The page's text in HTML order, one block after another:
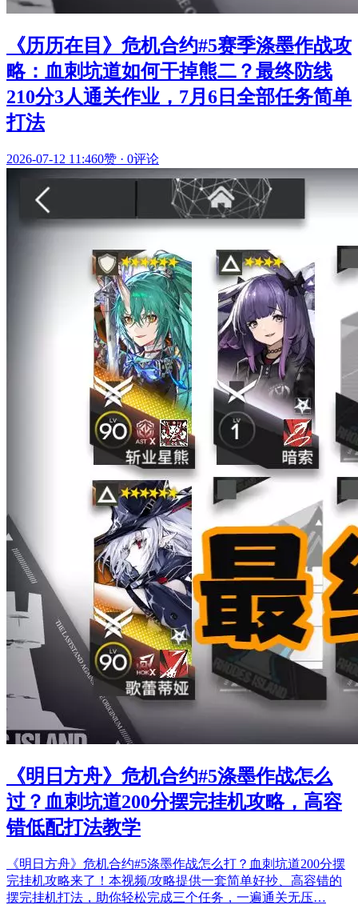
《历历在目》危机合约#5赛季涤墨作战攻
略：血刺坑道如何干掉熊二？最终防线
210分3人通关作业，7月6日全部任务简单
打法
2026-07-12 11:460赞 · 0评论
《明日方舟》危机合约#5涤墨作战怎么
过？血刺坑道200分摆完挂机攻略，高容
错低配打法教学
《明日方舟》危机合约#5涤墨作战怎么打？血刺坑道200分摆
完挂机攻略来了！本视频/攻略提供一套简单好抄、高容错的
摆完挂机打法，助你轻松完成三个任务，一遍通关无压…